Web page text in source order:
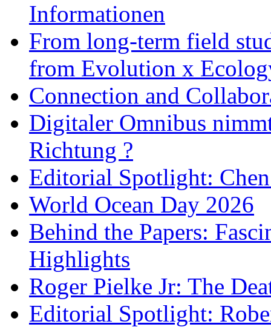
Informationen
From long-term field
from Evolution x
Connection and
Digitaler Omnibus
Richtung ?
Editorial Spotlight:
World Ocean Day 2026
Behind the Papers:
Highlights
Roger Pielke Jr: The
Editorial Spotlight: